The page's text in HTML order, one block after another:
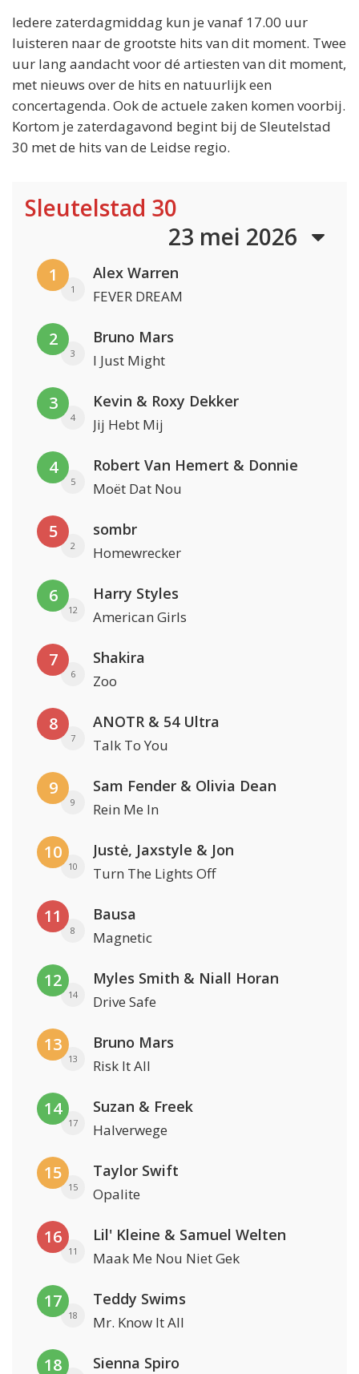
Iedere zaterdagmiddag kun je vanaf 17.00 uur
luisteren naar de grootste hits van dit moment. Twee
uur lang aandacht voor dé artiesten van dit moment,
met nieuws over de hits en natuurlijk een
concertagenda. Ook de actuele zaken komen voorbij.
Kortom je zaterdagavond begint bij de Sleutelstad
30 met de hits van de Leidse regio.
Sleutelstad 30
23 mei 2026
1
1
Alex Warren
FEVER DREAM
2
3
Bruno Mars
I Just Might
3
4
Kevin & Roxy Dekker
Jij Hebt Mij
4
5
Robert Van Hemert & Donnie
Moët Dat Nou
5
2
sombr
Homewrecker
6
12
Harry Styles
American Girls
7
6
Shakira
Zoo
8
7
ANOTR & 54 Ultra
Talk To You
9
9
Sam Fender & Olivia Dean
Rein Me In
10
10
Justė, Jaxstyle & Jon
Turn The Lights Off
11
8
Bausa
Magnetic
12
14
Myles Smith & Niall Horan
Drive Safe
13
13
Bruno Mars
Risk It All
14
17
Suzan & Freek
Halverwege
15
15
Taylor Swift
Opalite
16
11
Lil' Kleine & Samuel Welten
Maak Me Nou Niet Gek
17
18
Teddy Swims
Mr. Know It All
18 Sienna Spiro